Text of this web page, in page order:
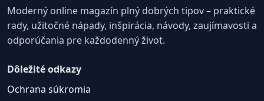
Moderný online magazín plný dobrých tipov – praktické
rady, užitočné nápady, inšpirácia, návody, zaujímavosti a
odporúčania pre každodenný život.
Dôležité odkazy
Ochrana súkromia